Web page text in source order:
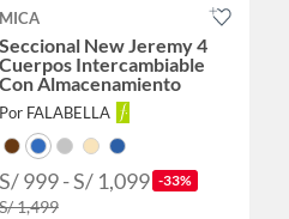
MICA
Seccional New Jeremy 4
Cuerpos Intercambiable
Con Almacenamiento
Por FALABELLA
S/ 999 - S/ 1,099 -33%
1,499